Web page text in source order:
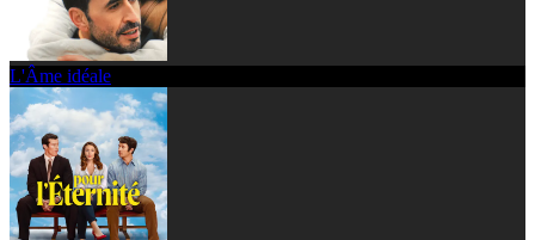
L'Âme idéale